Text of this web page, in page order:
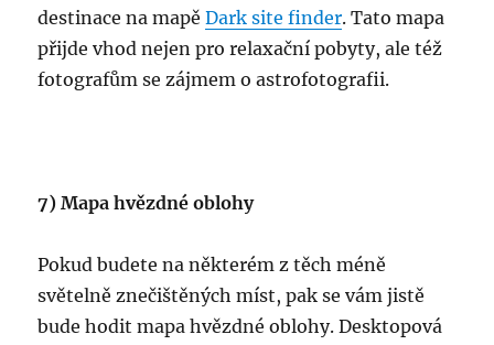
destinace na mapěDark site finder. Tato mapa
přijde vhod nejen pro relaxační pobyty, ale též
fotografům se zájmem o astrofotografii.
7) Mapa hvězdné oblohy
Pokud budete na některém z těch méně
světelně znečištěných míst, pak se vám jistě
bude hodit mapa hvězdné oblohy. Desktopová